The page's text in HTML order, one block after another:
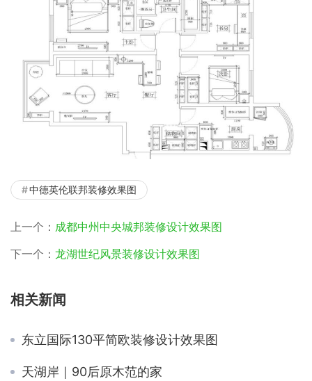
中德英伦联邦装修效果图
上一个： 成都中州中央城邦装修设计效果图
下一个： 龙湖世纪风景装修设计效果图
相关新闻
东立国际130平简欧装修设计效果图
天湖岸｜90后原木范的家